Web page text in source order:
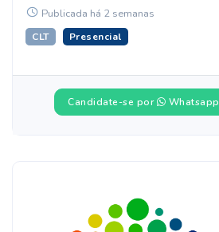
Publicada há 2 semanas
CLT Presencial
Candidate-se por Whatsapp